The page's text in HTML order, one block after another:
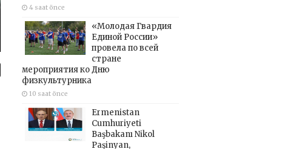
4 saat önce
«Молодая Гвардия
Единой России»
провела по всей
стране
мероприятия ко Дню
физкультурника
10 saat önce
Ermenistan
Cumhuriyeti
Başbakanı Nikol
Paşinyan,